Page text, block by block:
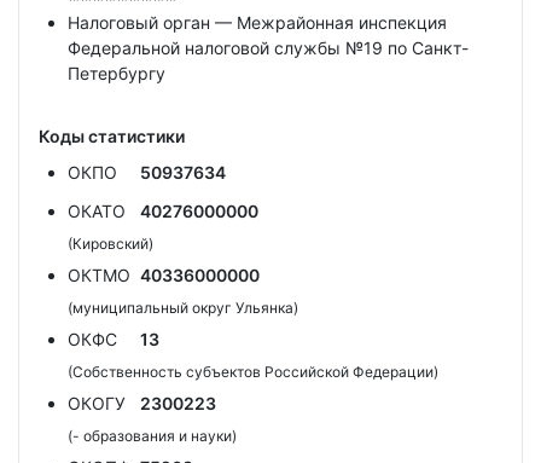
Налоговый орган — Межрайонная инспекция
Федеральной налоговой службы №19 по Санкт-
Петербургу
Коды статистики
ОКПО
50937634
ОКАТО
40276000000
(Кировский)
ОКТМО 40336000000
(муниципальный округ Ульянка)
ОКФС 13
(Собственность субъектов Российской Федерации)
ОКОГУ 2300223
(- образования и науки)